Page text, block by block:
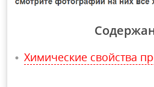
Химические свойства